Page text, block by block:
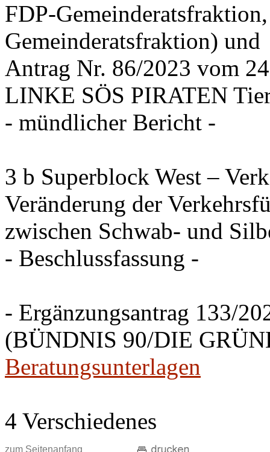
FDP-
Gemeinderatsfraktion) und
Antrag Nr. 86/2023 vom
LINKE SÖS PIRATEN
- mündlicher Bericht -
3 b Superblock West –
Veränderung der
zwischen Schwab- und
- Beschlussfassung -
- Ergänzungsantrag 133/
(BÜNDNIS 90/DIE
Beratungsunterlagen
4 Verschiedenes
zum Seitenanfang